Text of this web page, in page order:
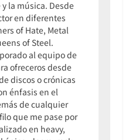
la música. Desde
en diferentes
of Hate, Metal
of Steel.
al equipo de
ofreceros desde
discos o crónicas
énfasis en el
de cualquier
que me pase por
en heavy,